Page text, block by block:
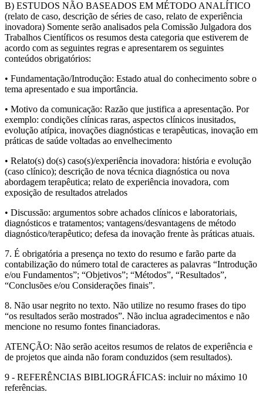
B) ESTUDOS NÃO BASEADOS EM MÉTODO ANALÍTICO
(relato de caso, descrição de séries de caso, relato de experiência
inovadora) Somente serão analisados pela Comissão Julgadora dos
Trabalhos Científicos os resumos desta categoria que estiverem de
acordo com as seguintes regras e apresentarem os seguintes
conteúdos obrigatórios:
• Fundamentação/Introdução: Estado atual do conhecimento sobre o
tema apresentado e sua importância.
• Motivo da comunicação: Razão que justifica a apresentação. Por
exemplo: condições clínicas raras, aspectos clínicos inusitados,
evolução atípica, inovações diagnósticas e terapêuticas, inovação em
práticas de saúde voltadas ao envelhecimento
• Relato(s) do(s) caso(s)/experiência inovadora: história e evolução
(caso clínico); descrição de nova técnica diagnóstica ou nova
abordagem terapêutica; relato de experiência inovadora, com
exposição de resultados atrelados
• Discussão: argumentos sobre achados clínicos e laboratoriais,
diagnósticos e tratamentos; vantagens/desvantagens de método
diagnóstico/terapêutico; defesa da inovação frente às práticas atuais.
7. É obrigatória a presença no texto do resumo e farão parte da
contabilização do número total de caracteres as palavras “Introdução
e/ou Fundamentos”; “Objetivos”; “Métodos”, “Resultados”,
“Conclusões e/ou Considerações finais”.
8. Não usar negrito no texto. Não utilize no resumo frases do tipo
“os resultados serão mostrados”. Não inclua agradecimentos e não
mencione no resumo fontes financiadoras.
ATENÇÃO: Não serão aceitos resumos de relatos de experiência e
de projetos que ainda não foram conduzidos (sem resultados).
9 - REFERÊNCIAS BIBLIOGRÁFICAS: incluir no máximo 10
referências.